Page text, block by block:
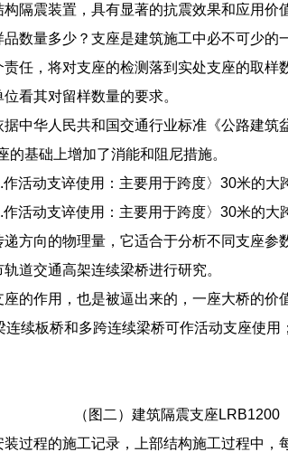
隔震装置，具有显著的抗震效果和应用价
数量多少？支座是建筑施工中必不可少
任，将对支座的检测落到实处支座的取
看其对留样数量的要求。
中华人民共和国交通行业标准《公路建
基础上增加了消能和阻尼措施。
活动支谇使用：主要用于跨度〉30米的大
活动支谇使用：主要用于跨度〉30米的大
方向的物理量，它适合于分析不同支座
道交通高架连续梁桥进行研究。
的作用，也是被逼出来的，一座大桥的价
续板桥和多跨连续梁桥可作活动支座使
（图二）建筑隔震支座LRB1200
过程的施工记录，上部结构施工过程中，